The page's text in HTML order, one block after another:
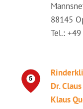
88145
Tel.:
Dr.
Klaus